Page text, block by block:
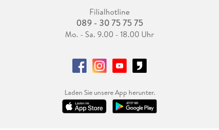
Filialhotline
089 - 30 75 75 75
Mo. - Sa. 9.00 - 18.00 Uhr
Laden Sie unsere App herunter.